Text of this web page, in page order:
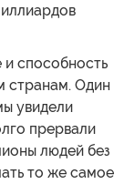
способность
странам. Один
увидели
прервали
людей без
то же самое